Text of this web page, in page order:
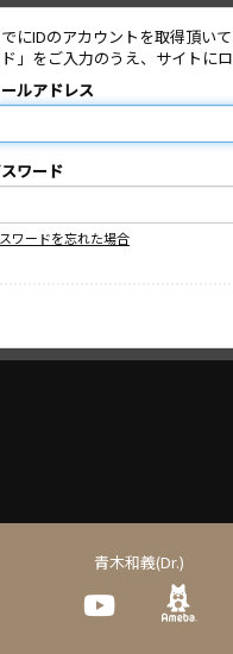
にIDのアカウントを取得頂い
」をご入力のうえ、サイトに
ルアドレス
ワード
ワードを忘れた場合
青木和義(Dr.)